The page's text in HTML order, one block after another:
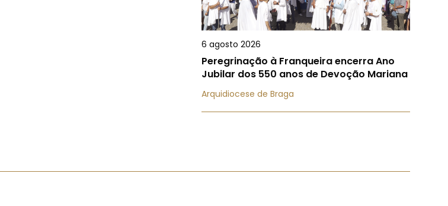
6 agosto 2026
Peregrinação à Franqueira encerra Ano
Jubilar dos 550 anos de Devoção Mariana
Arquidiocese de Braga